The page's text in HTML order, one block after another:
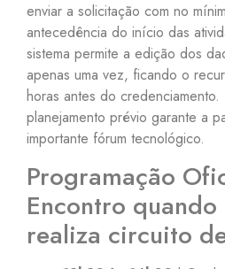
enviar a solicitação com no
antecedência do início das
sistema permite a edição dos
apenas uma vez, ficando o
horas antes do credenciamento.
planejamento prévio garante a
importante fórum tecnológico.
Programação
Encontro
realiza circuito